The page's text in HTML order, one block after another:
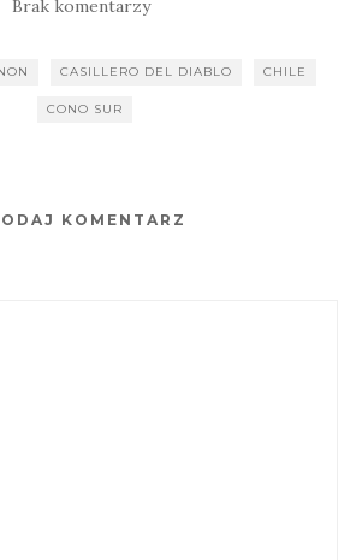
Brak komentarzy
CASILLERO DEL DIABLO CHILE
CONO SUR
KOMENTARZ